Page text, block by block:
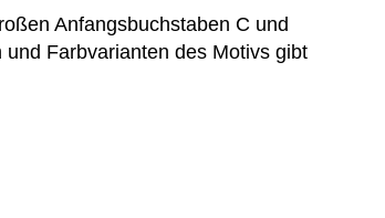
Anfangsbuchstaben C und
Farbvarianten des Motivs gibt